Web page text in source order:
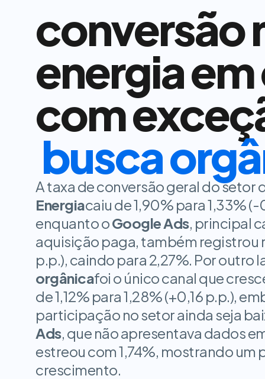
conversão
energia
com
busca
A taxa de conversão geral do setor
Energiacaiu de 1,90% para 1,33% (-
enquanto oGoogle Ads, principal
aquisição paga, também registrou
p.p.), caindo para 2,27%. Por outro
orgânicafoi o único canal que
de 1,12% para 1,28% (+0,16 p.p.),
participação no setor ainda seja
Ads, que não apresentava dados
estreou com 1,74%, mostrando um
crescimento.